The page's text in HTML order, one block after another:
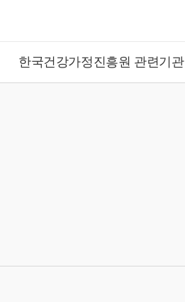
한국건강가정진흥원 관련기관